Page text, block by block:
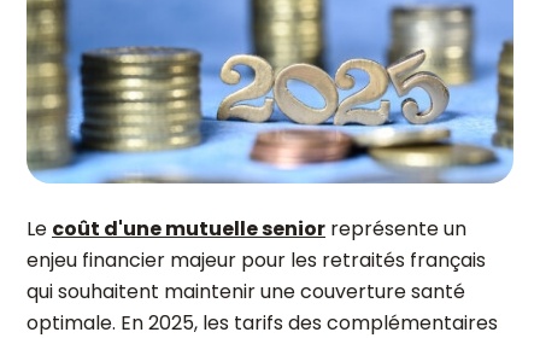
Le coût d'une mutuelle senior représente un
enjeu financier majeur pour les retraités français
qui souhaitent maintenir une couverture santé
optimale. En 2025, les tarifs des complémentaires